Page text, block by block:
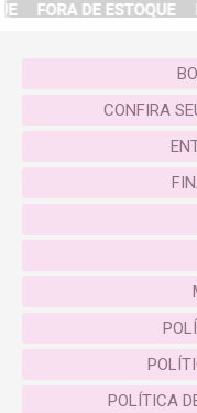
CONFIRA
POLÍTICA